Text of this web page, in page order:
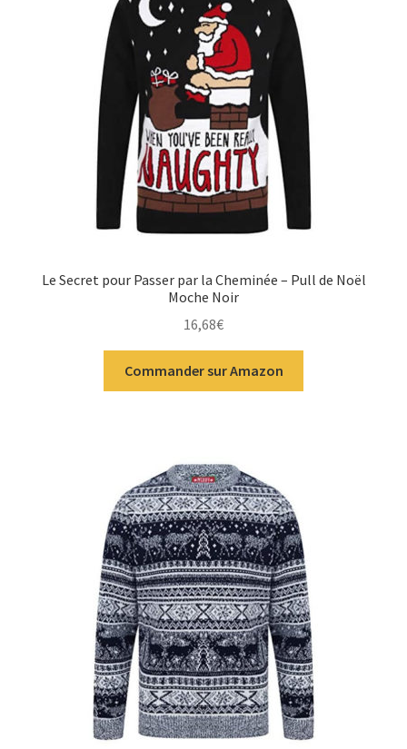
Le Secret pour Passer par la Cheminée – Pull de Noël
Moche Noir
16,68€
Commander sur Amazon